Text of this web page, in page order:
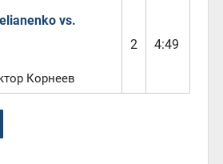
vs.
2 4:49
Корнеев